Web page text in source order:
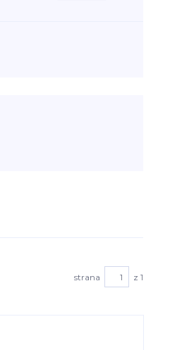
strana z 1